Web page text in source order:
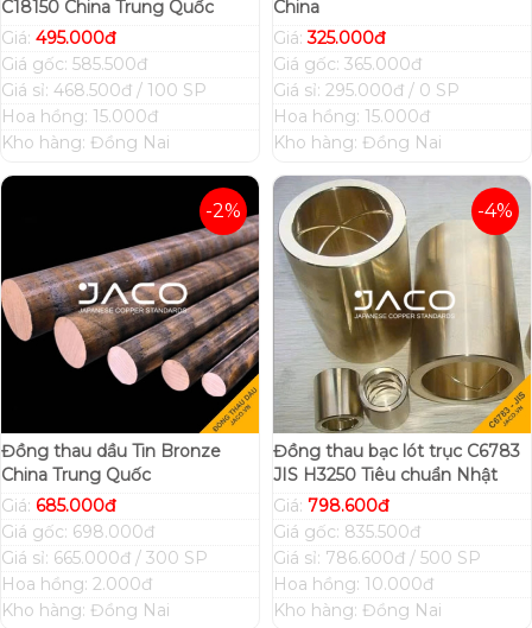
C18150 China Trung Quốc
Giá: 495.000đ
Giá gốc: 585.500đ
Giá sỉ: 468.500đ / 100 SP
Hoa hồng: 15.000đ
Kho hàng: Đồng Nai
China
Giá:325.000đ
Giá gốc: 365.000đ
Giá sỉ: 295.000đ / 0 SP
Hoa hồng: 15.000đ
Kho hàng: Đồng Nai
-2%
Đồng thau dầu Tin Bronze
China Trung Quốc
Giá: 685.000đ
Giá gốc: 698.000đ
Giá sỉ: 665.000đ / 300 SP
Hoa hồng: 2.000đ
Kho hàng: Đồng Nai
-4%
Đồng thau bạc lót trục C6783
JIS H3250 Tiêu chuẩn Nhật
Giá: 798.600đ
Giá gốc: 835.500đ
Giá sỉ: 786.600đ / 500 SP
Hoa hồng: 10.000đ
Kho hàng: Đồng Nai